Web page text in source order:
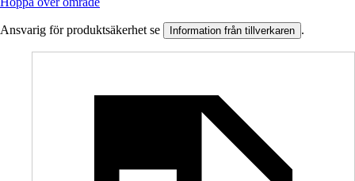
Ansvarig för produktsäkerhet se Information från tillverkaren .